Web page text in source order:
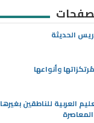
الحديثة
وأنواعها
العربية للناطقين بغيرها